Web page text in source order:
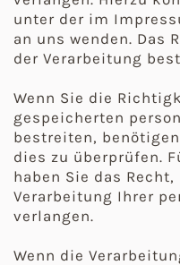
unter der im
an uns wenden. Das
der Verarbeitung
Wenn Sie die
gespeicherten
bestreiten,
dies zu überprüfen.
haben Sie das
Verarbeitung Ihrer
verlangen.
Wenn die